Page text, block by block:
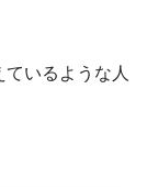
いるような人